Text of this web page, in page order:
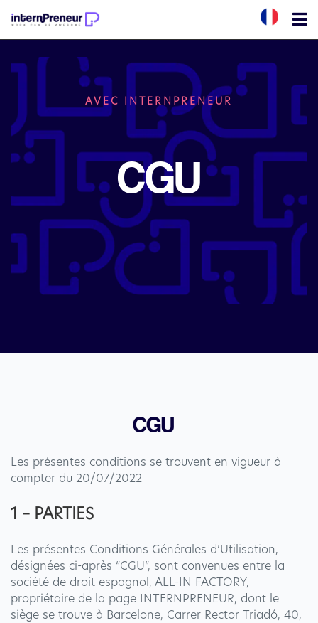
AVEC INTERNPRENEUR
CGU
CGU
Les présentes conditions se trouvent en vigueur à
compter du 20/07/2022
1 – PARTIES
Les présentes Conditions Générales d’Utilisation,
désignées ci-après “CGU“, sont convenues entre la
société de droit espagnol, ALL-IN FACTORY,
propriétaire de la page INTERNPRENEUR, dont le
siège se trouve à Barcelone, Carrer Rector Triadó, 40,